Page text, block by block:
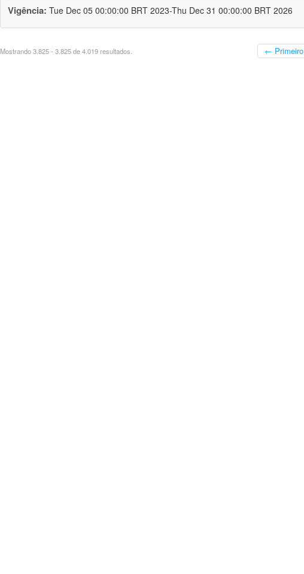
Vigência: Tue Dec 05 00:00:00 BRT 2023-Thu Dec 31 00:00:00 BRT 2026
Mostrando 3.825 - 3.825 de 4.019 resultados. ← Primeiro